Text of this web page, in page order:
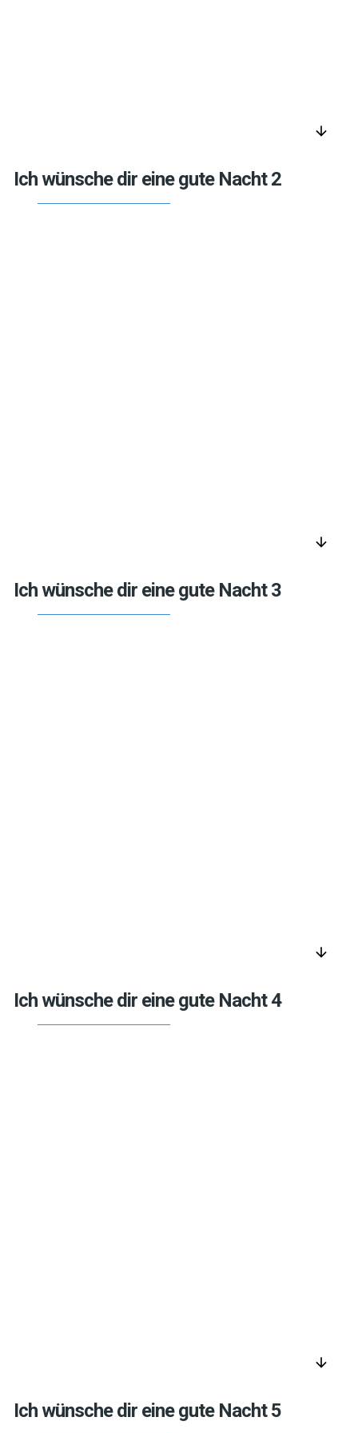
arrow_downward
Ich wünsche dir eine gute Nacht 2
arrow_downward
Ich wünsche dir eine gute Nacht 3
arrow_downward
Ich wünsche dir eine gute Nacht 4
arrow_downward
Ich wünsche dir eine gute Nacht 5